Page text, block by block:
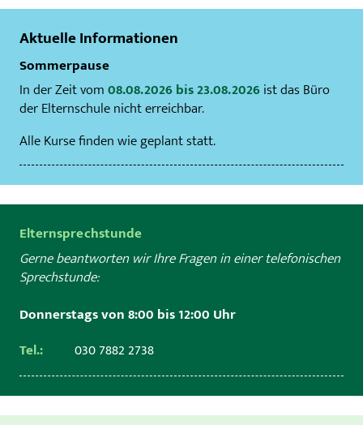
Aktuelle Informationen
Sommerpause
In der Zeit vom08.08.2026 bis 23.08.2026ist das Büro
der Elternschule nicht erreichbar.
Alle Kurse finden wie geplant statt.
Elternsprechstunde
Gerne beantworten wir Ihre Fragen in einer telefonischen
Sprechstunde:
Donnerstags von 8:00 bis 12:00 Uhr
Tel.:
030 7882 2738